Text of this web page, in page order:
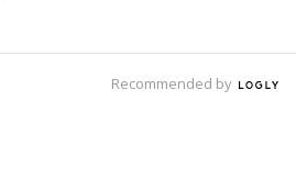
Recommended by